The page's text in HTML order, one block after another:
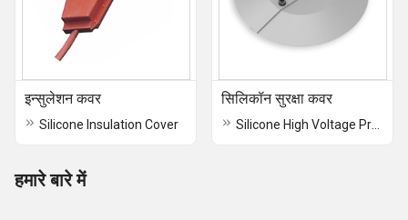
इन्सुलेशन कवर
Silicone Insulation Cover
सिलिकॉन सुरक्षा कवर
हमारे बारे में